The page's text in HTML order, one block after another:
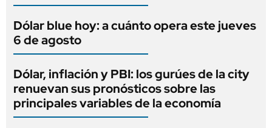
Dólar blue hoy: a cuánto opera este jueves
6 de agosto
Dólar, inflación y PBI: los gurúes de la city
renuevan sus pronósticos sobre las
principales variables de la economía